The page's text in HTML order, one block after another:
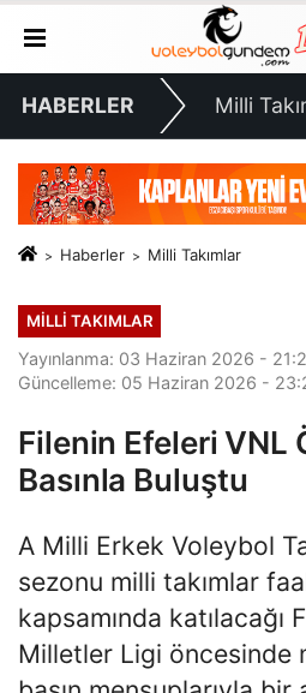
HABERLER Milli
Haberler Milli Takımlar
MILLI TAKIMLAR
Yayınlanma: 03 Haziran 2026 -
Güncelleme: 05 Haziran 2026 -
Filenin Efeleri VNL
Basınla Buluştu
A Milli Erkek Voleybol
sezonu milli takımlar
kapsamında katılacağı
Milletler Ligi öncesinde